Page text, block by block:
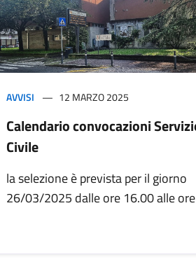
AVVISI 12 MARZO 2025
Calendario convocazioni
Civile
la selezione è prevista per il giorno
26/03/2025 dalle ore 16.00 alle